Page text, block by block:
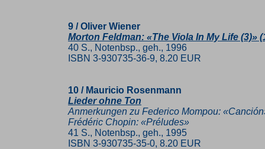
9 / Oliver Wiener
Morton Feldman: «The Viola In My Life (3)»
40 S., Notenbsp., geh., 1996
ISBN 3-930735-36-9, 8.20 EUR
10 / Mauricio Rosenmann
Lieder ohne Ton
Anmerkungen zu Federico Mompou:
Frédéric Chopin: «Préludes»
41 S., Notenbsp., geh., 1995
ISBN 3-930735-35-0, 8.20 EUR